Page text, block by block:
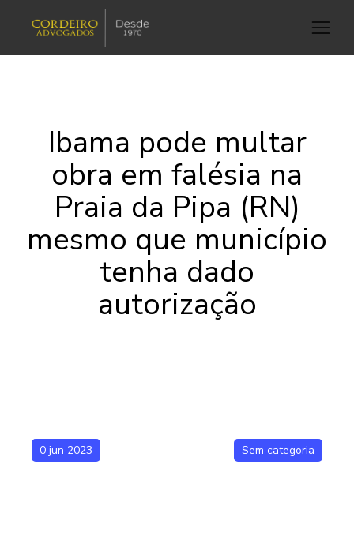
Ibama pode multar
obra em falésia na
Praia da Pipa (RN)
mesmo que município
tenha dado
autorização
0 jun 2023 Sem categoria